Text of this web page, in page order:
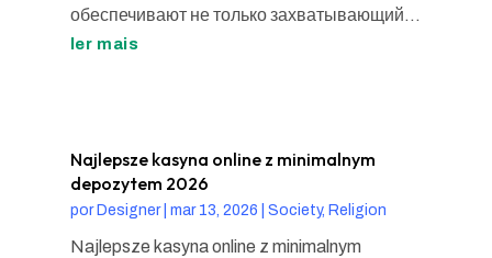
обеспечивают не только захватывающий...
ler mais
Najlepsze kasyna online z minimalnym
depozytem 2026
porDesigner| mar 13, 2026 Society, Religion
Najlepsze kasyna online z minimalnym